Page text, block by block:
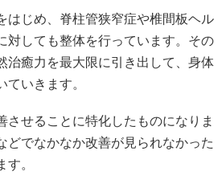
はじめ、脊柱管狭窄症や椎間板ヘル
対しても整体を行っています。その
治癒力を最大限に引き出して、身体
いきます。
させることに特化したものになりま
どでなかなか改善が見られなかった
。